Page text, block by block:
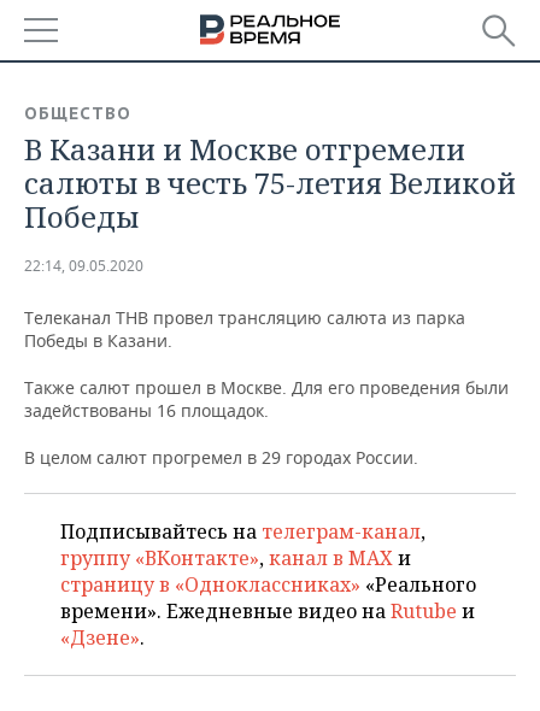
БАШКОРТОСТАН
ТАТАРСТАН
НОВОСТИ
АНАЛИТИКА
ДЕКЛАРАЦИИ О ДОХОДАХ
ВУЗЫ ТАТАРСТАНА
КОМУ ПРИНАДЛЕЖАТ
ТОРГОВЫЕ ЦЕНТРЫ
НОВОСТИ ЭКОНОМИКИ
БАНКИ
БЮДЖЕТ
ИНВЕСТИЦИИ
ПРОМЫШЛЕННОСТЬ
ПРОМЫШЛЕННОСТИ
МАШИНОСТРОЕНИЕ
НЕФТЕХИМИЯ
НЕФТЬ
НОВОСТИ НЕДВИЖИМОСТИ
АВТО
НОВОСТИ АВТО
НОВОСТИ БИЗНЕСА
РОЗНИЧНАЯ ТОРГОВЛЯ
ТРАНСПОРТ
ТЕХНОЛОГИИ
НОВОСТИ ТЕХНОЛОГИЙ
МЕРОПРИЯТИЯ
НОВОСТИ МЕРОПРИЯТИЙ
СПОРТ
ОБЩЕСТВО
В Казани и Москве отгремели
салюты в честь 75-летия Великой
Победы
22:14, 09.05.2020
Телеканал ТНВ провел трансляцию салюта из парка
Победы в Казани.
Также салют прошел в Москве. Для его проведения были
задействованы 16 площадок.
В целом салют прогремел в 29 городах России.
Подписывайтесь на телеграм-канал,
группу «ВКонтакте»,канал в MAXи
страницу в «Одноклассниках» «Реального
времени». Ежедневные видео наRutube и
«Дзене».